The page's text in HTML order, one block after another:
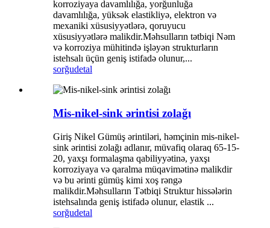
korroziyaya davamlılığa, yorğunluğa
davamlılığa, yüksək elastikliyə, elektron və
mexaniki xüsusiyyətlərə, qoruyucu
xüsusiyyətlərə malikdir.Məhsulların tətbiqi Nəm
və korroziya mühitində işləyən strukturların
istehsalı üçün geniş istifadə olunur,...
sorğudetal
Mis-nikel-sink ərintisi zolağı
Giriş Nikel Gümüş ərintiləri, həmçinin mis-nikel-
sink ərintisi zolağı adlanır, müvafiq olaraq 65-15-
20, yaxşı formalaşma qabiliyyətinə, yaxşı
korroziyaya və qaralma müqavimətinə malikdir
və bu ərinti gümüş kimi xoş rəngə
malikdir.Məhsulların Tətbiqi Struktur hissələrin
istehsalında geniş istifadə olunur, elastik ...
sorğudetal